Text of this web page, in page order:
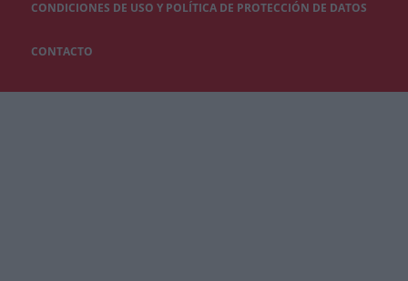
CONDICIONES DE USO Y POLÍTICA DE PROTECCIÓN DE DATOS
CONTACTO